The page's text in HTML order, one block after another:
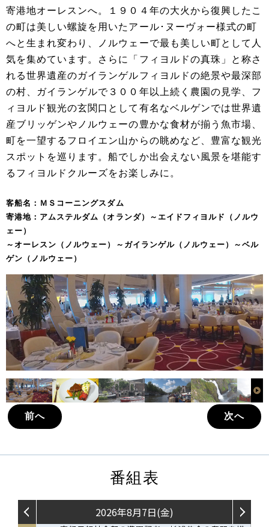
寄港地オーレスンへ。１９０４年の大火から復興したこ
の町は美しい螺旋を用いたアール･ヌーヴォー様式の町
へと生まれ変わり、ノルウェーで最も美しい町として人
気を集めています。さらに「フィヨルドの真珠」と称さ
れる世界遺産のガイランゲルフィヨルドの絶景や最深部
の村、ガイランゲルで３００年以上続く農園の見学、フ
ィヨルド観光の玄関口として有名なベルゲンでは世界遺
産ブリッゲンやノルウェーの豊かな食材が揃う魚市場、
町を一望するフロイエン山からの眺めなど、豊富な観光
スポットを巡ります。船でしか出会えない風景を堪能す
るフィヨルドクルーズをお楽しみに。
客船名：ＭＳコーニングスダム
寄港地：アムステルダム（オランダ）～エイドフィヨルド（ノルウ
ェー）
～オーレスン（ノルウェー）～ガイランゲル（ノルウェー）～ベル
ゲン（ノルウェー）
前へ 次へ
番組表